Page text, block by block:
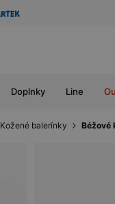
Doplnky Line
Kožené balerínky Béžové